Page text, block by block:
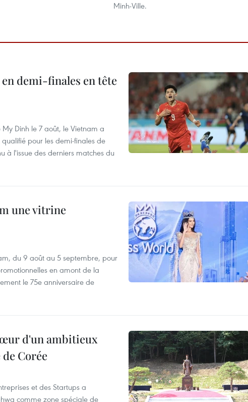
Minh-Ville.
en demi-finales en tête
Dinh le 7 août, le Vietnam a
pour les demi-finales de
à l'issue des derniers matches du
une vitrine
du 9 août au 5 septembre, pour
en amont de la
le 75e anniversaire de
d'un ambitieux
Corée
et des Startups a
comme zone spéciale de